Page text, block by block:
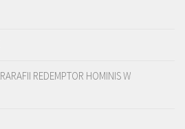
REDEMPTOR HOMINIS W